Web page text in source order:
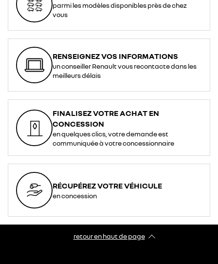
parmi les modèles disponibles près de chez
vous
RENSEIGNEZ VOS INFORMATIONS
un conseiller Renault vous recontacte dans les
meilleurs délais
FINALISEZ VOTRE ACHAT EN
CONCESSION
en quelques clics, votre demande est
communiquée à votre concessionnaire
RÉCUPÉREZ VOTRE VÉHICULE
en concession
retour en haut de page​